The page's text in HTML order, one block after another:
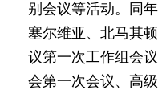
别会议等活动。同
塞尔维亚、北马其
议第一次工作组会
会第一次会议、高